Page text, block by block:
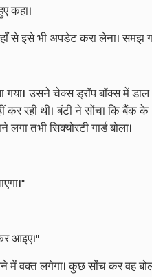
कहा।
से इसे भी अपडेट करा लेना। समझ
उसने चेक्स ड्रॉप बॉक्स में
रही थी। बंटी ने सोंचा कि बैंक
तभी सिक्योरटी गार्ड बोला।
आइए।"
में वक्त लगेगा। कुछ सोंच कर वह